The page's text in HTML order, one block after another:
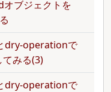
ブジェクトを
dry-operationで
みる(3)
dry-operationで